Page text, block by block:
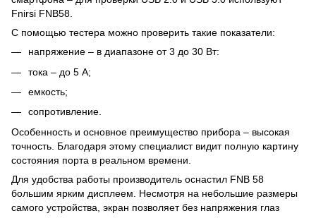
Fnirsi FNB58.
С помощью тестера можно проверить такие показатели:
напряжение – в диапазоне от 3 до 30 Вт:
тока – до 5 А;
емкость;
сопротивление.
Особенность и основное преимущество прибора – высокая
точность. Благодаря этому специалист видит полную картину
состояния порта в реальном времени.
Для удобства работы производитель оснастил FNB 58
большим ярким дисплеем. Несмотря на небольшие размеры
самого устройства, экран позволяет без напряжения глаз